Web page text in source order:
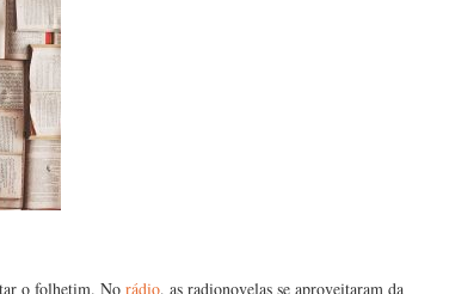
o folhetim. No rádio, as radionovelas se aproveitaram da